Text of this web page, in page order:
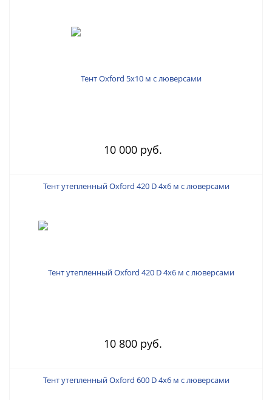
10 000 руб.
Тент утепленный Oxford 420 D 4х6 м с люверсами
10 800 руб.
Тент утепленный Oxford 600 D 4х6 м с люверсами